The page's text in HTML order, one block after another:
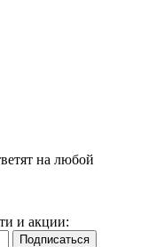
на любой
и акции: